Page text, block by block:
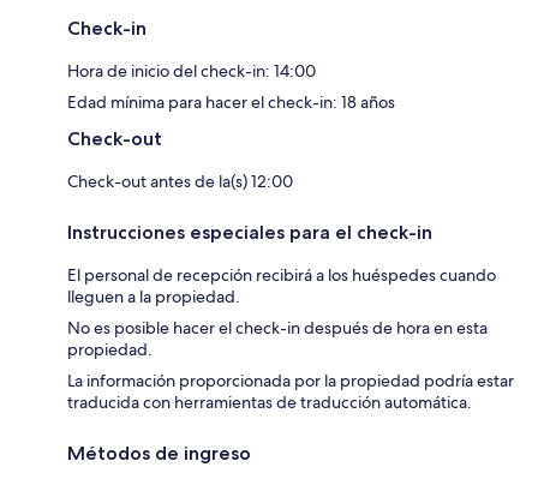
Check-in
Hora de inicio del check-in: 14:00
Edad mínima para hacer el check-in: 18 años
Check-out
Check-out antes de la(s) 12:00
Instrucciones especiales para el check-in
El personal de recepción recibirá a los huéspedes cuando
lleguen a la propiedad.
No es posible hacer el check-in después de hora en esta
propiedad.
La información proporcionada por la propiedad podría estar
traducida con herramientas de traducción automática.
Métodos de ingreso